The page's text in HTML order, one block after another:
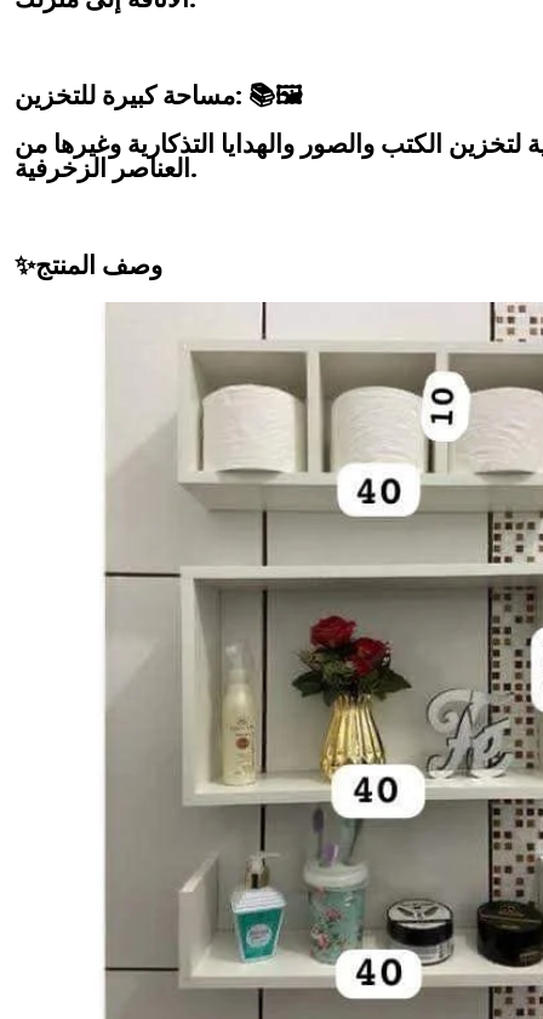
مساحة كبيرة للتخزين: 📚🖼️
الكتب والصور والهدايا التذكارية وغيرها من
العناصر الزخرفية.
✨وصف المنتج